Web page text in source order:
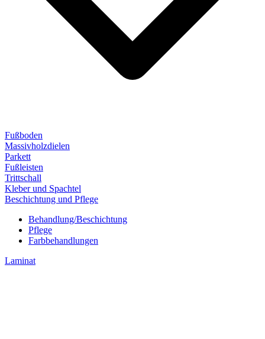
Fußboden
Massivholzdielen
Parkett
Fußleisten
Trittschall
Kleber und Spachtel
Beschichtung und Pflege
Behandlung/Beschichtung
Pflege
Farbbehandlungen
Laminat